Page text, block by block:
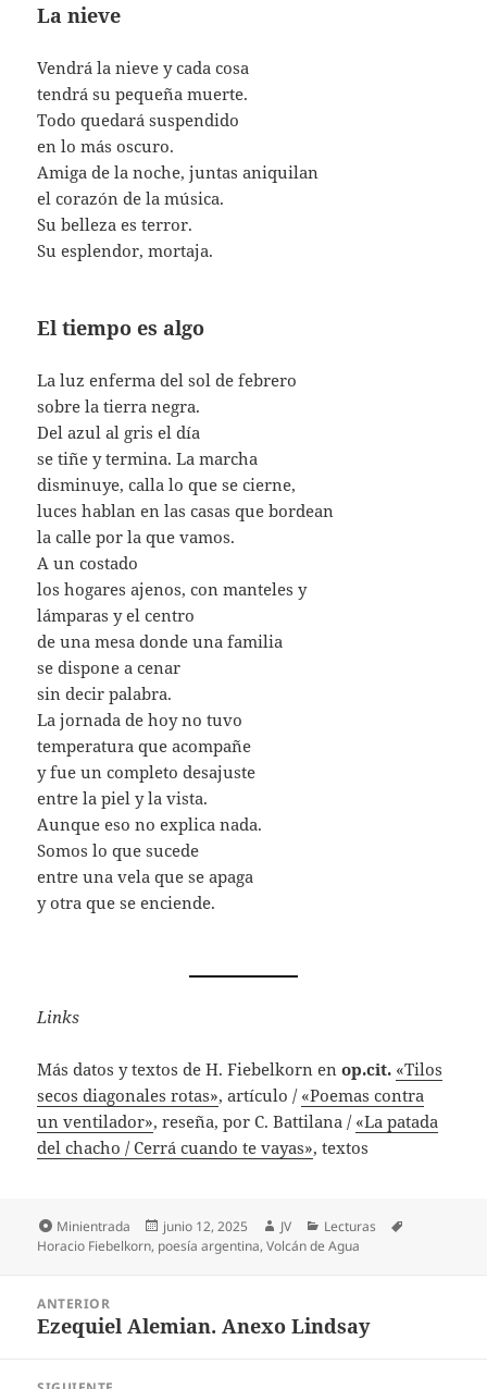
La nieve
Vendrá la nieve y cada cosa
tendrá su pequeña muerte.
Todo quedará suspendido
en lo más oscuro.
Amiga de la noche, juntas aniquilan
el corazón de la música.
Su belleza es terror.
Su esplendor, mortaja.
El tiempo es algo
La luz enferma del sol de febrero
sobre la tierra negra.
Del azul al gris el día
se tiñe y termina. La marcha
disminuye, calla lo que se cierne,
luces hablan en las casas que bordean
la calle por la que vamos.
A un costado
los hogares ajenos, con manteles y
lámparas y el centro
de una mesa donde una familia
se dispone a cenar
sin decir palabra.
La jornada de hoy no tuvo
temperatura que acompañe
y fue un completo desajuste
entre la piel y la vista.
Aunque eso no explica nada.
Somos lo que sucede
entre una vela que se apaga
y otra que se enciende.
Links
Más datos y textos de H. Fiebelkorn enop.cit. «Tilos
secos diagonales rotas», artículo / «Poemas contra
un ventilador», reseña, por C. Battilana / «La patada
del chacho / Cerrá cuando te vayas», textos
Formato
Minientrada
Publicado
el
junio 12, 2025 Autor
JV Categorías
Lecturas
Horacio Fiebelkorn, poesía argentina,Volcán de Agua
entradas
ANTERIOR
Entrada
Ezequiel Alemian. Anexo Lindsay